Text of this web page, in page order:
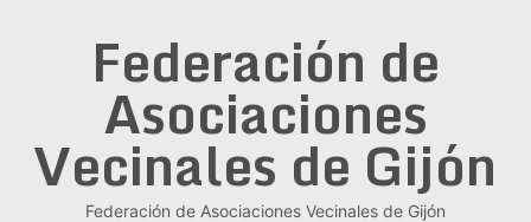
Federación de
Asociaciones
Vecinales de Gijón
Federación de Asociaciones Vecinales de Gijón